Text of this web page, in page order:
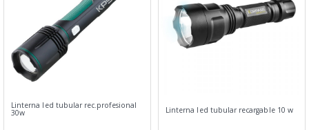
Linterna led tubular rec.profesional
30w Linterna led tubular recargable 10 w